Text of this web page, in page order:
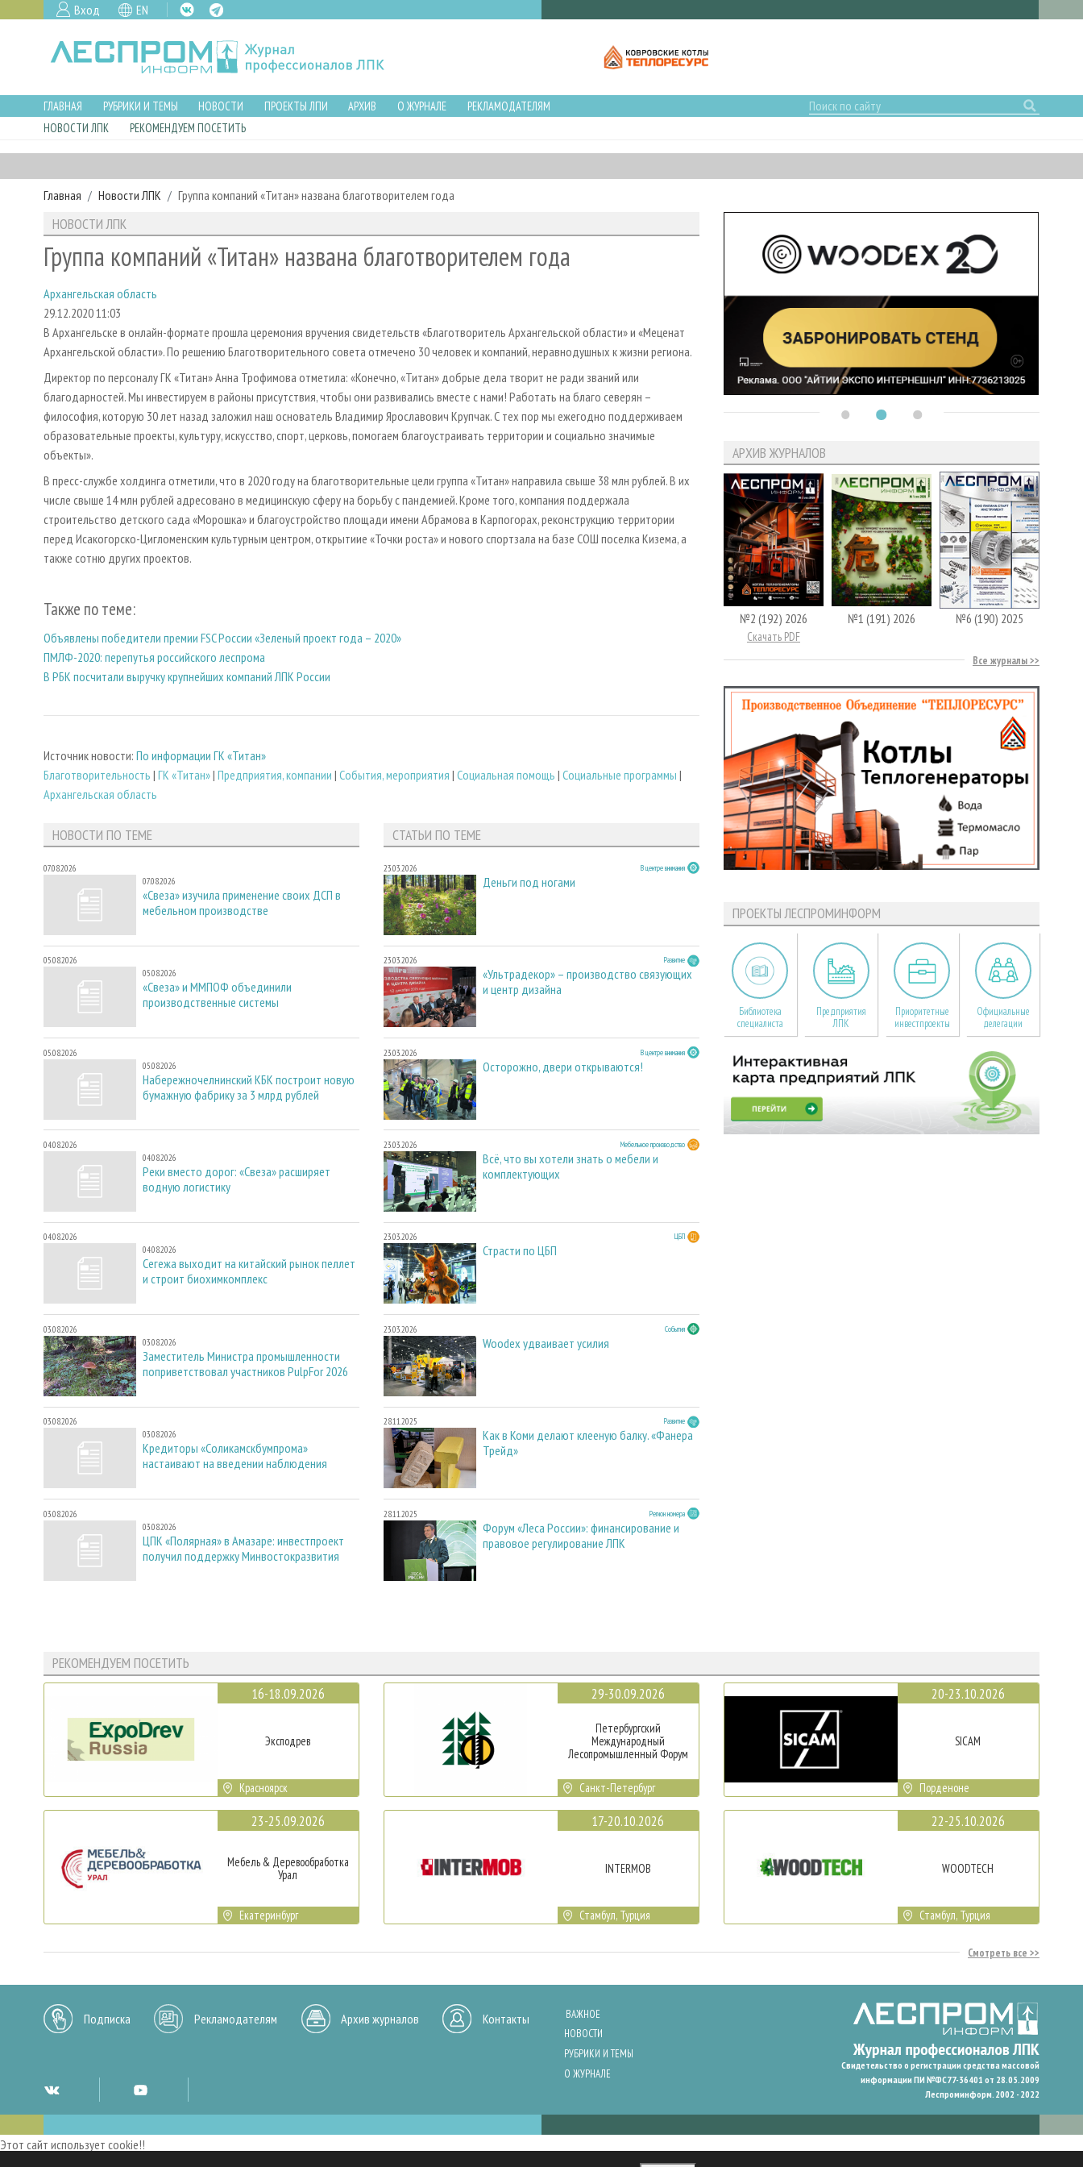
Вход EN
ГЛАВНАЯ РУБРИКИ И ТЕМЫ НОВОСТИ ПРОЕКТЫ ЛПИ АРХИВ О ЖУРНАЛЕ
РЕКЛАМОДАТЕЛЯМ
НОВОСТИ ЛПК
РЕКОМЕНДУЕМ ПОСЕТИТЬ
Главная Новости ЛПК Группа компаний «Титан» названа благотворителем года
НОВОСТИ ЛПК
Группа компаний «Титан» названа благотворителем года
Архангельская область
29.12.2020 11:03
В Архангельске в онлайн-формате прошла церемония вручения свидетельств «Благотворитель Архангельской области» и «Меценат
Архангельской области». По решению Благотворительного совета отмечено 30 человек и компаний, неравнодушных к жизни региона.
Директор по персоналу ГК «Титан» Анна Трофимова отметила: «Конечно, «Титан» добрые дела творит не ради званий или
благодарностей. Мы инвестируем в районы присутствия, чтобы они развивались вместе с нами! Работать на благо северян –
философия, которую 30 лет назад заложил наш основатель Владимир Ярославович Крупчак. С тех пор мы ежегодно поддерживаем
образовательные проекты, культуру, искусство, спорт, церковь, помогаем благоустраивать территории и социально значимые
объекты».
В пресс-службе холдинга отметили, что в 2020 году на благотворительные цели группа «Титан» направила свыше 38 млн рублей. В их
числе свыше 14 млн рублей адресовано в медицинскую сферу на борьбу с пандемией. Кроме того, компания поддержала
строительство детского сада «Морошка» и благоустройство площади имени Абрамова в Карпогорах, реконструкцию территории
перед Исакогорско-Цигломенским культурным центром, открытиие «Точки роста» и нового спортзала на базе СОШ поселка Кизема, а
также сотню других проектов.
Также по теме:
Объявлены победители премии FSC России «Зеленый проект года – 2020»
ПМЛФ-2020: перепутья российского леспрома
В РБК посчитали выручку крупнейших компаний ЛПК России
Источник новости: По информации ГК «Титан»
Благотворительность | ГК «Титан»| Предприятия, компании | События, мероприятия | Социальная помощь | Социальные программы |
Архангельская область
НОВОСТИ ПО ТЕМЕ
07.08.2026
07.08.2026
«Свеза» изучила применение своих ДСП в
мебельном производстве
05.08.2026
05.08.2026
«Свеза» и ММПОФ объединили
производственные системы
05.08.2026
05.08.2026
Набережночелнинский КБК построит новую
бумажную фабрику за 3 млрд рублей
04.08.2026
04.08.2026
Реки вместо дорог: «Свеза» расширяет
водную логистику
04.08.2026
04.08.2026
Сегежа выходит на китайский рынок пеллет
и строит биохимкомплекс
03.08.2026
03.08.2026
Заместитель Министра промышленности
поприветствовал участников PulpFor 2026
03.08.2026
03.08.2026
Кредиторы «Соликамскбумпрома»
настаивают на введении наблюдения
03.08.2026
03.08.2026
ЦПК «Полярная» в Амазаре: инвестпроект
получил поддержку Минвостокразвития
СТАТЬИ ПО ТЕМЕ
23.03.2026 В центре внимания
Деньги под ногами
23.03.2026 Развитие
«Ультрадекор» – производство связующих
и центр дизайна
23.03.2026 В центре внимания
Осторожно, двери открываются!
23.03.2026 Мебельное производство
Всё, что вы хотели знать о мебели и
комплектующих
23.03.2026 ЦБП
Страсти по ЦБП
23.03.2026 События
Woodex удваивает усилия
28.11.2025 Развитие
Как в Коми делают клееную балку. «Фанера
Трейд»
28.11.2025 Регион номера
Форум «Леса России»: финансирование и
правовое регулирование ЛПК
АРХИВ ЖУРНАЛОВ
№2 (192) 2026
Скачать PDF
№1 (191) 2026 №6 (190) 2025
Все журналы
ПРОЕКТЫ ЛЕСПРОМИНФОРМ
Библиотека
специалиста
Предприятия
ЛПК
Приоритетные
инвестпроекты
Официальные
делегации
РЕКОМЕНДУЕМ ПОСЕТИТЬ
16-18.09.2026
Эксподрев
Красноярск
23-25.09.2026
Мебель & Деревообработка
Урал
Екатеринбург
29-30.09.2026
Петербургский
Международный
Лесопромышленный Форум
Санкт-Петербург
17-20.10.2026
INTERMOB
Стамбул, Турция
20-23.10.2026
SICAM
Порденоне
22-25.10.2026
WOODTECH
Стамбул, Турция
Смотреть все
Подписка Рекламодателям Архив журналов Контакты
ВАЖНОЕ
НОВОСТИ
РУБРИКИ И ТЕМЫ
О ЖУРНАЛЕ
Свидетельство о регистрации средства массовой
информации ПИ №ФС77-36401 от 28.05.2009
Леспроминформ. 2002 - 2022
Этот сайт использует cookie!!